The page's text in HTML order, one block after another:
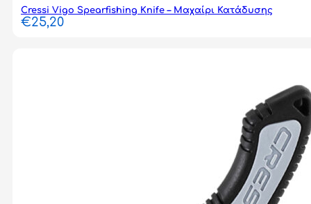
Cressi Vigo Spearfishing Knife – Μαχαίρι Κατάδυσης
€25,20